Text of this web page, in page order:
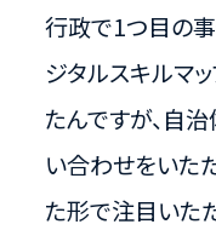
行政で1つ目の事
ジタルスキルマ
たんですが、自
い合わせをいた
た形で注目いた